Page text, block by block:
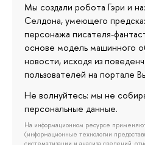
Мы создали робота Гэри и
Селдона, умеющего
персонажа писателя-
основе модель машинного
новости, исходя из
пользователей на портале
Не волнуйтесь: мы не
персональные данные.
На информационном ресурсе
(информационные технологии
систематизации и анализа сведений,